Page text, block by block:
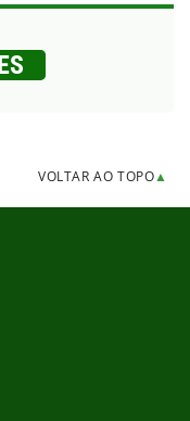
VOLTAR AO TOPO▲